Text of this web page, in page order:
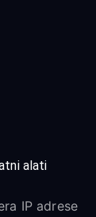
alati
IP adrese